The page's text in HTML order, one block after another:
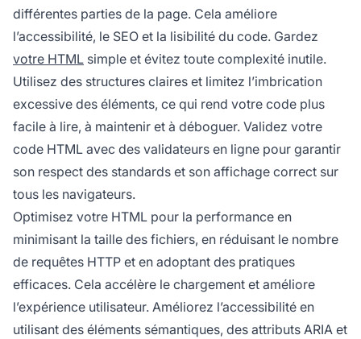
différentes parties de la page. Cela améliore
l’accessibilité, le SEO et la lisibilité du code. Gardez
votre HTML simple et évitez toute complexité inutile.
Utilisez des structures claires et limitez l’imbrication
excessive des éléments, ce qui rend votre code plus
facile à lire, à maintenir et à déboguer. Validez votre
code HTML avec des validateurs en ligne pour garantir
son respect des standards et son affichage correct sur
tous les navigateurs.
Optimisez votre HTML pour la performance en
minimisant la taille des fichiers, en réduisant le nombre
de requêtes HTTP et en adoptant des pratiques
efficaces. Cela accélère le chargement et améliore
l’expérience utilisateur. Améliorez l’accessibilité en
utilisant des éléments sémantiques, des attributs ARIA et